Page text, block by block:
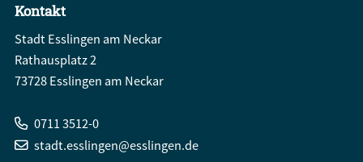
Kontakt
Stadt Esslingen am Neckar
Rathausplatz 2
73728 Esslingen am Neckar
0711 3512-0
stadt.esslingen@esslingen.de